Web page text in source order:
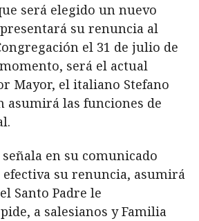
será elegido un nuevo
su renuncia al
el 31 de julio de
momento, será el actual
Mayor, el italiano Stefano
asumirá las funciones de
en su comunicado
efectiva su renuncia, asumirá
Santo Padre le
a salesianos y Familia